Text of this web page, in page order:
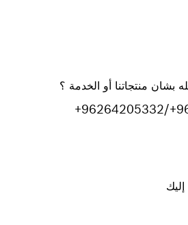
منتجاتنا أو الخدمة ؟
+96264205332/